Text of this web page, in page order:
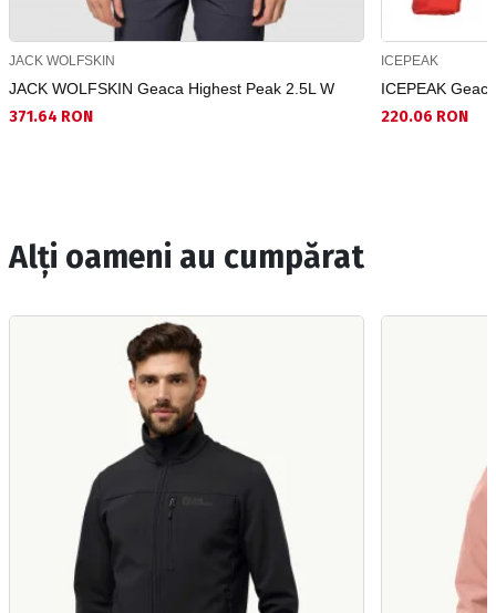
JACK WOLFSKIN
JACK WOLFSKIN Geaca Highest Peak 2.5L W
371.64 RON
ICEPEAK
ICEPEAK
220.06 RON
Alți oameni au cumpărat